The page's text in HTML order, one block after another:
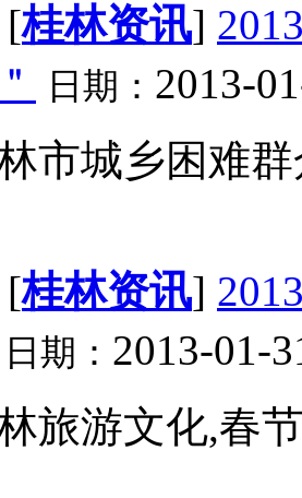
[桂林资讯]
日期： 2013-
市城乡困难
[桂林资讯]
日期： 2013-01-
旅游文化,春